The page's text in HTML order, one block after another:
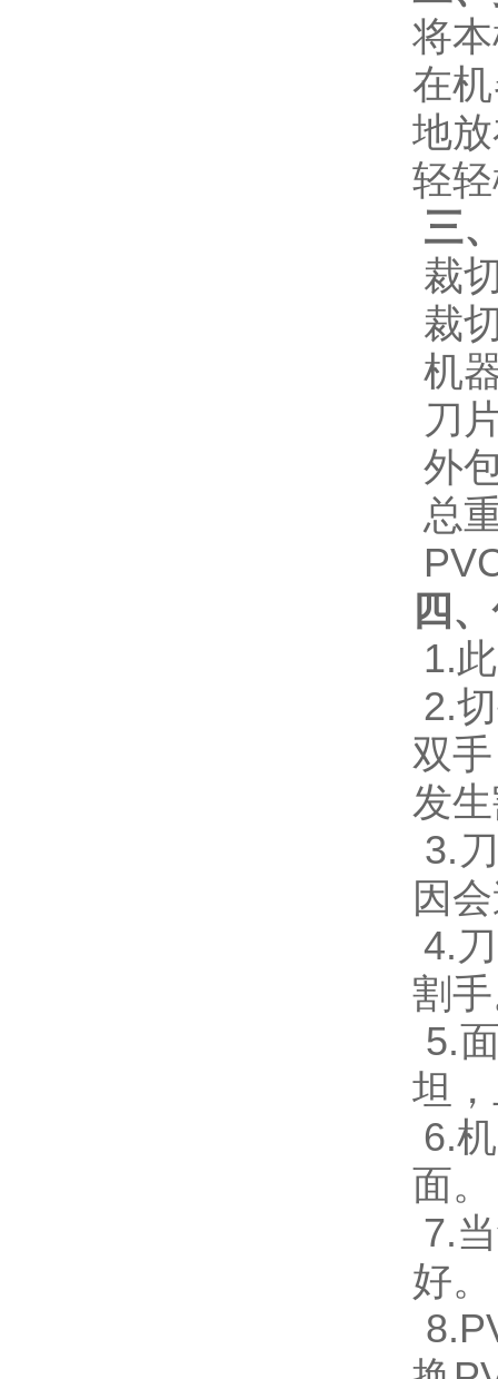
将
在
地
轻
三
裁
裁
机
刀
外
总
四
1.
2.
双
发
3.
因
4.
割
5.
坦
6.
面。
7.
好。